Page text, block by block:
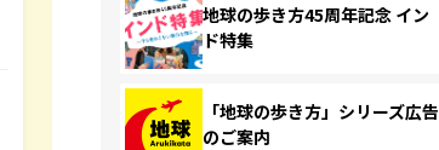
地球の歩き方45周年記念 イン
ド特集
「地球の歩き方」シリーズ広告
のご案内